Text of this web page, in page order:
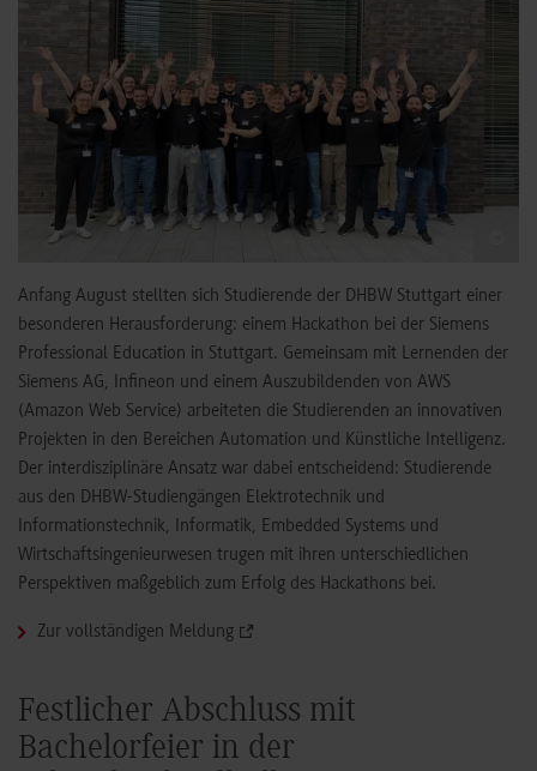
Anfang August stellten sich Studierende der DHBW Stuttgart einer
besonderen Herausforderung: einem Hackathon bei der Siemens
Professional Education in Stuttgart. Gemeinsam mit Lernenden der
Siemens AG, Infineon und einem Auszubildenden von AWS
(Amazon Web Service) arbeiteten die Studierenden an innovativen
Projekten in den Bereichen Automation und Künstliche Intelligenz.
Der interdisziplinäre Ansatz war dabei entscheidend: Studierende
aus den DHBW-Studiengängen Elektrotechnik und
Informationstechnik, Informatik, Embedded Systems und
Wirtschaftsingenieurwesen trugen mit ihren unterschiedlichen
Perspektiven maßgeblich zum Erfolg des Hackathons bei.
Zur vollständigen Meldung
Festlicher Abschluss mit
Bachelorfeier in der